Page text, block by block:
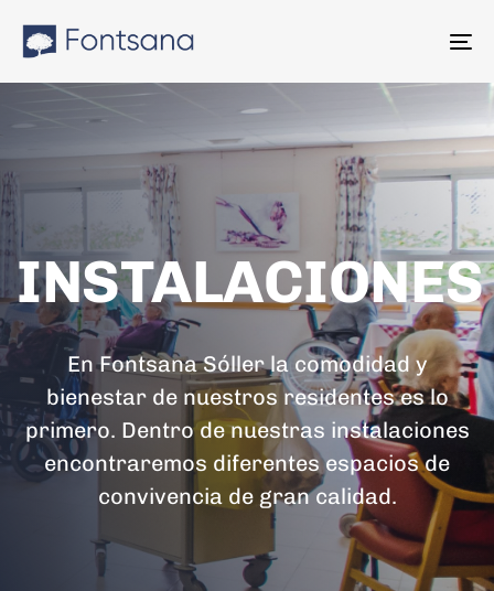
links
content
En Fontsana Sóller la comodidad y
bienestar de nuestros residentes es lo
primero. Dentro de nuestras instalaciones
encontraremos diferentes espacios de
convivencia de gran calidad.